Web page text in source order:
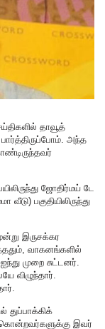
தாவூத்
அந்த
ஜோதிர்மய் டே
பகுதியிலிருந்து
இருசக்கர
வாகனங்களில்
முறை சுட்டனர்.
விழுந்தார்.
துப்பாக்கிக்
கொன்றவர்களுக்கு இவர்